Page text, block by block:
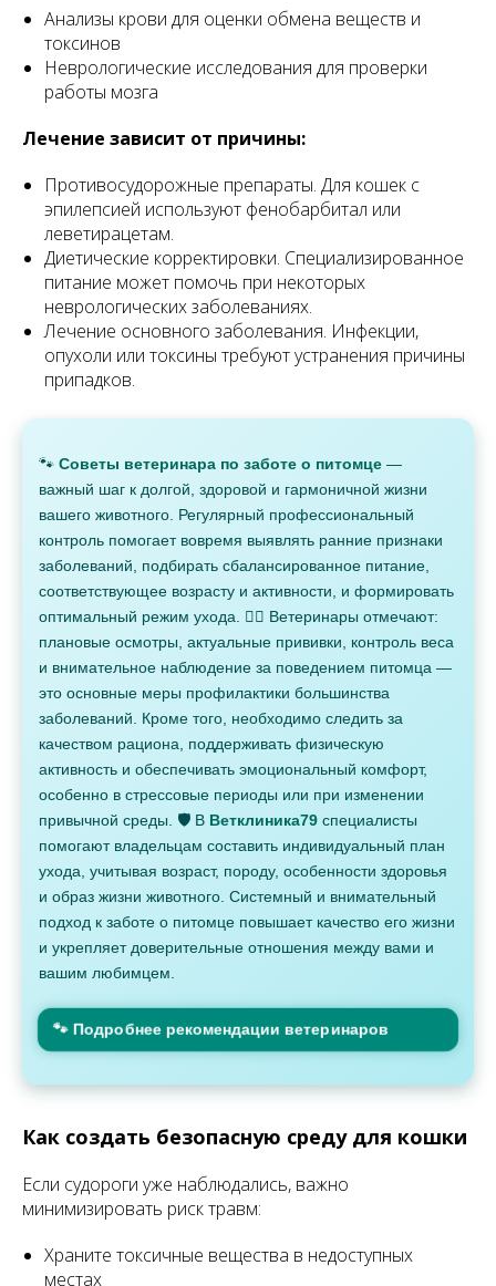
Анализы крови для оценки обмена веществ и
токсинов
Неврологические исследования для проверки
работы мозга
Лечение зависит от причины:
Противосудорожные препараты. Для кошек с
эпилепсией используют фенобарбитал или
леветирацетам.
Диетические корректировки. Специализированное
питание может помочь при некоторых
неврологических заболеваниях.
Лечение основного заболевания. Инфекции,
опухоли или токсины требуют устранения причины
припадков.
🐾 Советы ветеринара по заботе о питомце —
важный шаг к долгой, здоровой и гармоничной жизни
вашего животного. Регулярный профессиональный
контроль помогает вовремя выявлять ранние признаки
заболеваний, подбирать сбалансированное питание,
соответствующее возрасту и активности, и формировать
оптимальный режим ухода. 👩‍⚕️ Ветеринары отмечают:
плановые осмотры, актуальные прививки, контроль веса
и внимательное наблюдение за поведением питомца —
это основные меры профилактики большинства
заболеваний. Кроме того, необходимо следить за
качеством рациона, поддерживать физическую
активность и обеспечивать эмоциональный комфорт,
особенно в стрессовые периоды или при изменении
привычной среды. 🛡 В Ветклиника79 специалисты
помогают владельцам составить индивидуальный план
ухода, учитывая возраст, породу, особенности здоровья
и образ жизни животного. Системный и внимательный
подход к заботе о питомце повышает качество его жизни
и укрепляет доверительные отношения между вами и
вашим любимцем.
🐾 Подробнее рекомендации ветеринаров
Как создать безопасную среду для кошки
Если судороги уже наблюдались, важно
минимизировать риск травм:
Храните токсичные вещества в недоступных
местах